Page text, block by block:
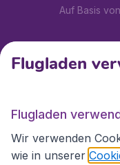
Auf Basis von
Kundenservice
Flugladen.at
Internationale
Flugladen
Flugladen
Wir verwenden
wie in unserer